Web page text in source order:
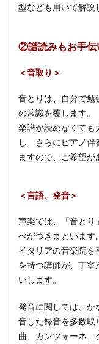
型なども用いて解説
②譜読みもお手伝
＜音取り＞
音とりは、自分で
の常識を覆します。
楽譜が読めなくても
し、さらにピアノ
ますので、ご希望が
＜言語、発音＞
声楽では、「音とり
べがつきまといます。
イタリアの音楽院を
を持つ講師が、丁
いします。
発音に関しては、か
音した録音を多数取
曲、カンツォーネ、